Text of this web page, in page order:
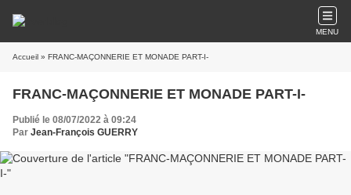
MENU
Accueil » FRANC-MAÇONNERIE ET MONADE PART-I-
FRANC-MAÇONNERIE ET MONADE PART-I-
Publié le 08/07/2022 à 09:24
Par Jean-François GUERRY